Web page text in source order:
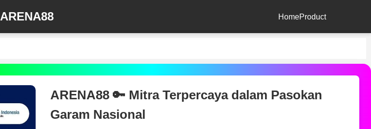
ARENA88 HomeProduct
ARENA88 🔑 Mitra Terpercaya dalam Pasokan
Garam Nasional